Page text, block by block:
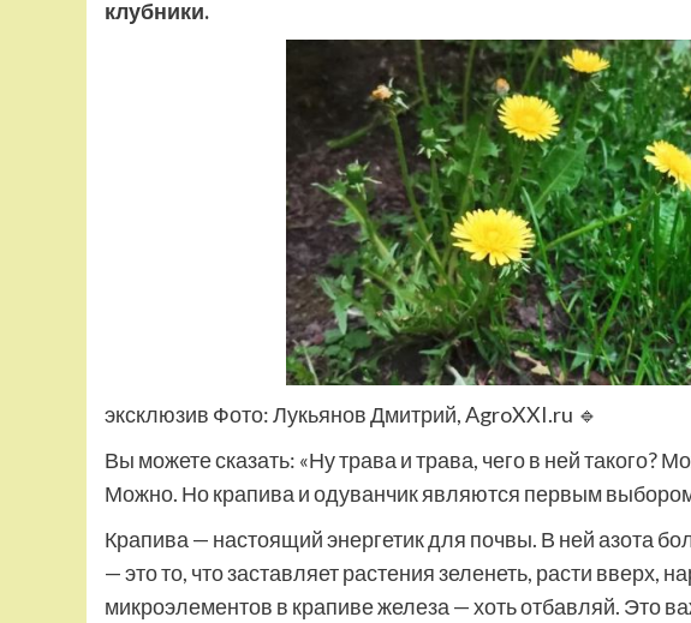
клубники.
эксклюзив Фото: Лукьянов Дмитрий, AgroXXI.ru 🔹
Вы можете сказать: «Ну трава и трава, чего в ней такого?
Можно. Но крапива и одуванчик являются первым выбором
Крапива — настоящий энергетик для почвы. В ней азота
— это то, что заставляет растения зеленеть, расти вверх,
микроэлементов в крапиве железа — хоть отбавляй. Это